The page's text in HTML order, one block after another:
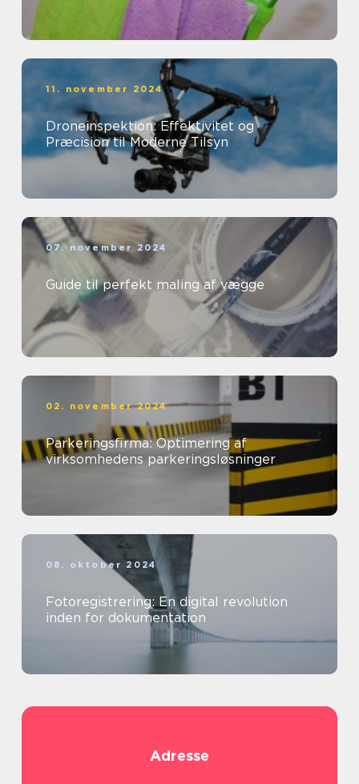
11. november 2024
Droneinspektion: Effektivitet og
Præcision til Moderne Tilsyn
07. november 2024
Guide til perfekt maling af vægge
02. november 2024
Parkeringsfirma: Optimering af
virksomhedens parkeringsløsninger
08. oktober 2024
Fotoregistrering: En digital revolution
inden for dokumentation
Adresse